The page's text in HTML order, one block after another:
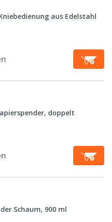
aus Edelstahl
doppelt
Schaum, 900 ml